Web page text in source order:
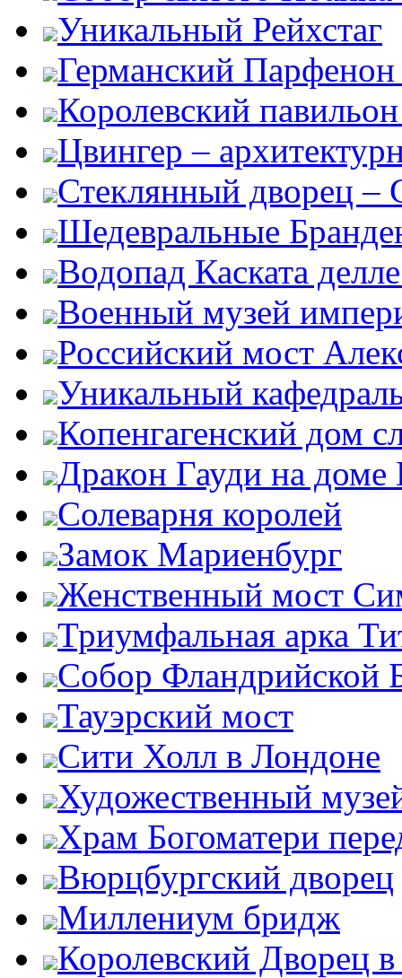
Уникальный Рейхстаг
Германский Парфенон
Королевский
Цвингер –
Стеклянный дворец –
Шедевральные
Водопад Каската
Военный музей
Российский мост
Уникальный
Копенгагенский дом
Дракон Гауди на доме
Солеварня королей
Замок Мариенбург
Женственный мост
Триумфальная арка
Собор Фландрийской
Тауэрский мост
Сити Холл в Лондоне
Художественный
Храм Богоматери
Вюрцбургский дворец
Миллениум бридж
Королевский Дворец